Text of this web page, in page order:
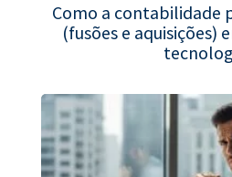
Como a contabilidade
(fusões e aquisições)